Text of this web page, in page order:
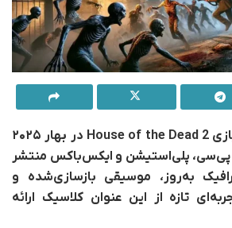
نسخه بازسازی‌شده بازی House of the Dead 2 در بهار ۲۰۲۵
پی‌سی، پلی‌استیشن و ایکس‌باکس منتشر
به‌روز، موسیقی بازسازی‌شده و
تازه از این عنوان کلاسیک ارائه